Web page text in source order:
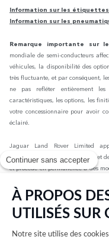
Continuer sans accepter
À PROPOS
UTILISÉS SUR
Notre site utilise des
Information sur les
Information sur les
Remarque importante sur
mondiale de semi-conducteurs
véhicules, la disponibilité des
très fluctuante, et par conséquent,
ne pas refléter entièrement
caractéristiques, les options, les
votre concessionnaire pour avoir
éclairé.
Jaguar Land Rover Limited
spécifications, de la conception et
et procède en permanence à des
présentées sur ce site Web sont
varier selon le marché et être
dotés d’équipements en option ou
pour connaître les disponibilités et